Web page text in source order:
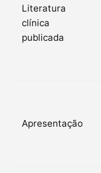
Literatura
clínica
publicada
Apresentação